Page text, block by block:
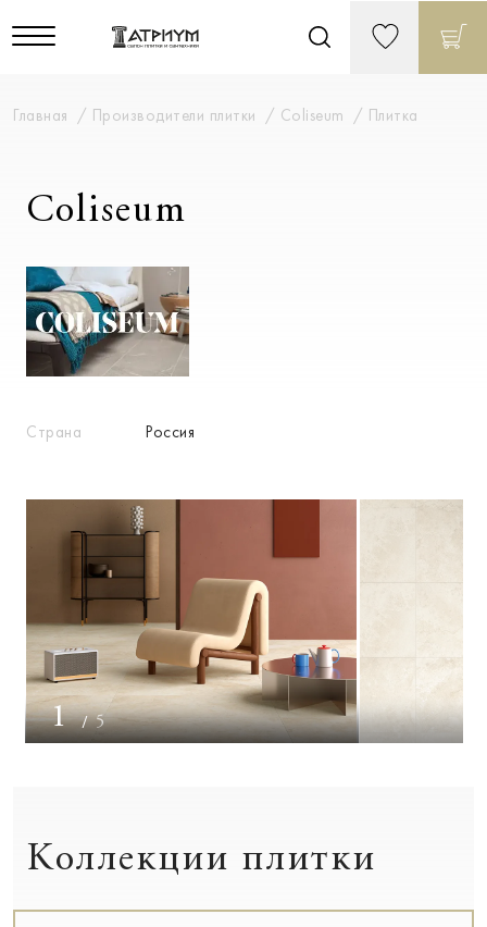
Главная Производители плитки Coliseum Плитка
Coliseum
Страна Россия
1 / 5
Коллекции плитки